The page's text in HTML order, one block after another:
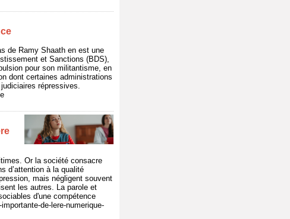
de Ramy Shaath en est une
et Sanctions (BDS),
pour son militantisme, en
dont certaines administrations
répressives.
Or la société consacre
d’attention à la qualité
mais négligent souvent
les autres. La parole et
d'une compétence
de-lere-numerique-